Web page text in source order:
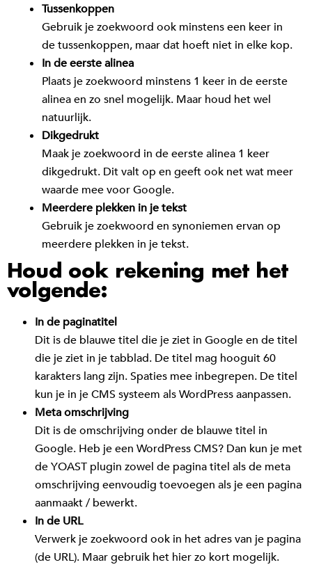
Tussenkoppen
Gebruik je zoekwoord ook minstens een keer in
de tussenkoppen, maar dat hoeft niet in elke kop.
In de eerste alinea
Plaats je zoekwoord minstens 1 keer in de eerste
alinea en zo snel mogelijk. Maar houd het wel
natuurlijk.
Dikgedrukt
Maak je zoekwoord in de eerste alinea 1 keer
dikgedrukt. Dit valt op en geeft ook net wat meer
waarde mee voor Google.
Meerdere plekken in je tekst
Gebruik je zoekwoord en synoniemen ervan op
meerdere plekken in je tekst.
Houd ook rekening met het
volgende:
In de paginatitel
Dit is de blauwe titel die je ziet in Google en de titel
die je ziet in je tabblad. De titel mag hooguit 60
karakters lang zijn. Spaties mee inbegrepen. De titel
kun je in je CMS systeem als WordPress aanpassen.
Meta omschrijving
Dit is de omschrijving onder de blauwe titel in
Google. Heb je een WordPress CMS? Dan kun je met
de YOAST plugin zowel de pagina titel als de meta
omschrijving eenvoudig toevoegen als je een pagina
aanmaakt / bewerkt.
In de URL
Verwerk je zoekwoord ook in het adres van je pagina
(de URL). Maar gebruik het hier zo kort mogelijk.